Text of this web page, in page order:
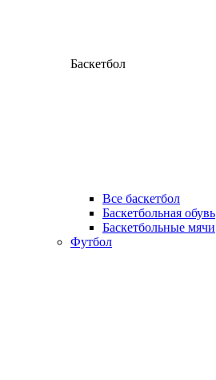
Баскетбол
Все баскетбол
Баскетбольная обувь
Баскетбольные мячи
Футбол